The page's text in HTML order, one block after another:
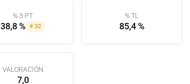
% 3 PT
38,8 % #32
% TL
85,4 %
VALORACIÓN
7,0